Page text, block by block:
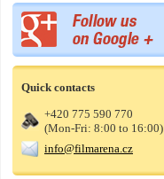
Quick contacts
+420 775 590 770
(Mon-Fri: 8:00 to 16:00)
info@filmarena.cz